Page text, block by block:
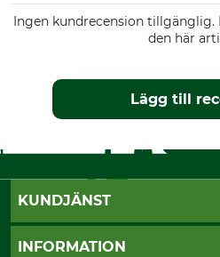
Ingen kundrecension
den här
Lägg till
KUNDJÄNST
Öppettider
INFORMATION